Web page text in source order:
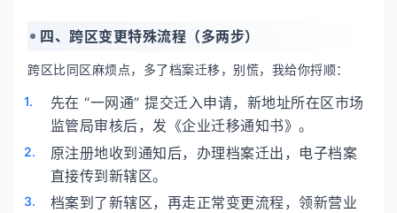
四、跨区变更特殊流程（多两步）
跨区比同区麻烦点，多了档案迁移，别慌，我给你捋顺：
先在 “一网通” 提交迁入申请，新地址所在区市场
监管局审核后，发《企业迁移通知书》。
原注册地收到通知后，办理档案迁出，电子档案
直接传到新辖区。
档案到了新辖区，再走正常变更流程，领新营业